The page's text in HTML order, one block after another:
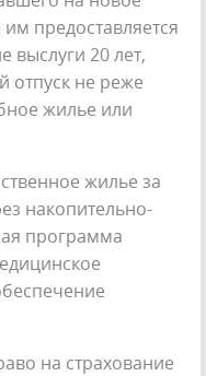
предоставляется
выслуги 20 лет,
отпуск не реже
жилье или
жилье за
накопительно-
программа
на страхование